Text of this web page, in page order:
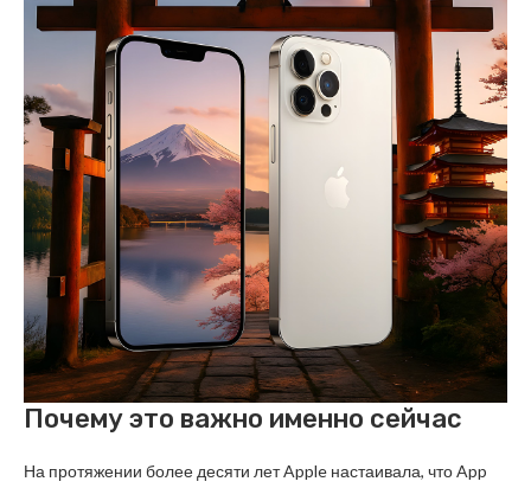
Почему это важно именно сейчас
На протяжении более десяти лет Apple настаивала, что App